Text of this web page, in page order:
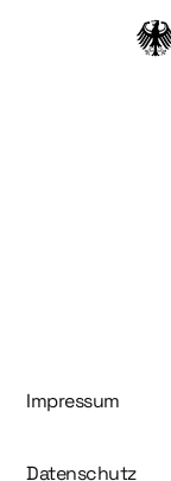
Impressum
Datenschutz